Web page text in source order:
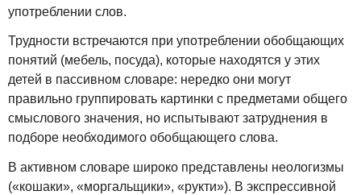
употреблении слов.
Трудности встречаются при употреблении обобщающих
понятий (мебель, посуда), которые находятся у этих
детей в пассивном словаре: нередко они могут
правильно группировать картинки с предметами общего
смыслового значения, но испытывают затруднения в
подборе необходимого обобщающего слова.
В активном словаре широко представлены неологизмы
(«кошаки», «моргальщики», «рукти»). В экспрессивной